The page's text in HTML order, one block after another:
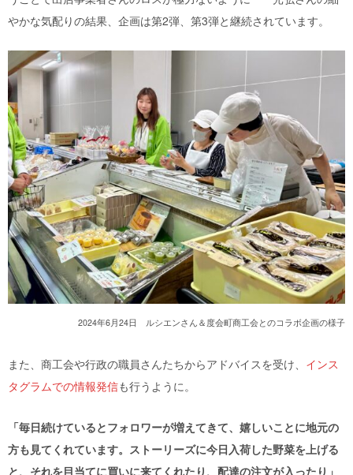
やかな気配りの結果、企画は第2弾、第3弾と継続されています。
2024年6月24日 ルシエンさん＆度会町商工会とのコラボ企画の様子
また、商工会や行政の職員さんたちからアドバイスを受け、 インス
タグラムでの情報発信も行うように。
「毎日続けているとフォロワーが増えてきて、嬉しいことに地元の
方も見てくれています。ストーリーズに今日入荷した野菜を上げる
と、それを目当てに買いに来てくれたり、配達の注文が入ったり」